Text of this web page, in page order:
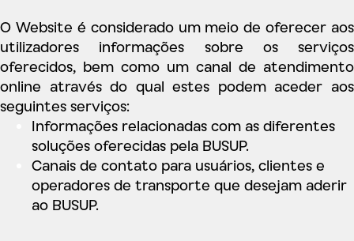
O Website é considerado um meio de oferecer aos
utilizadores informações sobre os serviços
oferecidos, bem como um canal de atendimento
online através do qual estes podem aceder aos
seguintes serviços:
Informações relacionadas com as diferentes
soluções oferecidas pela BUSUP.
Canais de contato para usuários, clientes e
operadores de transporte que desejam aderir
ao BUSUP.